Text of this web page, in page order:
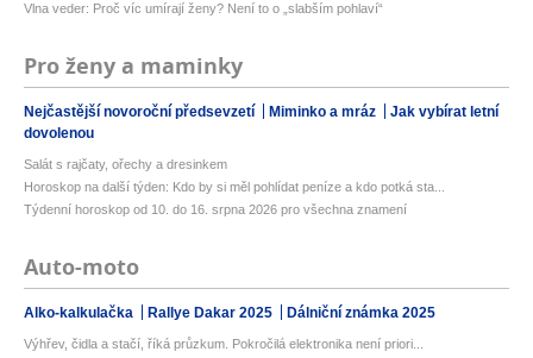
Vlna veder: Proč víc umírají ženy? Není to o „slabším pohlaví“
Pro ženy a maminky
Nejčastější novoroční předsevzetí Miminko a mráz
Jak vybírat letní
dovolenou
Salát s rajčaty, ořechy a dresinkem
Horoskop na další týden: Kdo by si měl pohlídat peníze a kdo potká sta...
Týdenní horoskop od 10. do 16. srpna 2026 pro všechna znamení
Auto-moto
Alko-kalkulačka Rallye Dakar 2025 Dálniční známka 2025
Výhřev, čidla a stačí, říká průzkum. Pokročilá elektronika není priori...